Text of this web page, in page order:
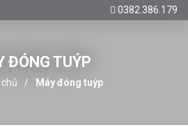
0382.386.179
ĐÓNG TUÝP
Máy đóng tuýp